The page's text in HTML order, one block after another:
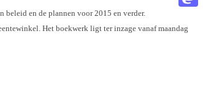
beleid en de plannen voor 2015 en verder.
Het boekwerk ligt ter inzage vanaf maandag
c
e